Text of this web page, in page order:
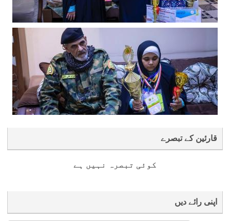
قارئین کے تبصرے
کوئی تبصرہ نہیں ہے
اپنی رائے دیں